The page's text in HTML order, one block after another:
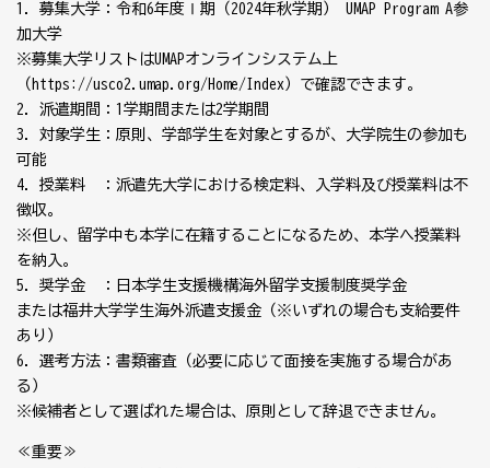
1. 募集大学：令和6年度Ⅰ期（2024年秋学期） UMAP Program A参
加大学
※募集大学リストはUMAPオンラインシステム上
（https://usco2.umap.org/Home/Index）で確認できます。
2. 派遣期間：1学期間または2学期間
3. 対象学生：原則、学部学生を対象とするが、大学院生の参加も
可能
4. 授業料 ：派遣先大学における検定料、入学料及び授業料は不
徴収。
※但し、留学中も本学に在籍することになるため、本学へ授業料
を納入。
5. 奨学金 ：日本学生支援機構海外留学支援制度奨学金
または福井大学学生海外派遣支援金（※いずれの場合も支給要件
あり）
6. 選考方法：書類審査（必要に応じて面接を実施する場合があ
る）
※候補者として選ばれた場合は、原則として辞退できません。
≪重要≫